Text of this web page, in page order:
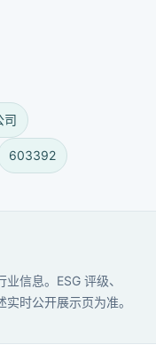
司
603392
信息。ESG 评级、
时公开展示页为准。